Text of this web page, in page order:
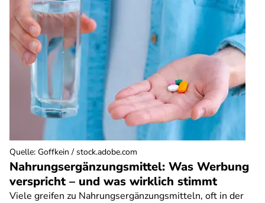
Nahrungsergänzungsmittel: Was Werbung
verspricht – und was wirklich stimmt
Viele greifen zu Nahrungsergänzungsmitteln, oft in der
Quelle: Goffkein / stock.adobe.com